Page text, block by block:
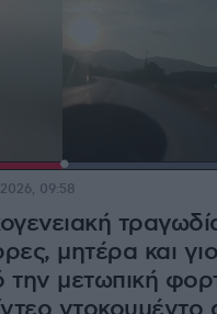
Loaded:
μητέρα και
την μετωπική
09:58